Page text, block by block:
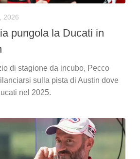
2026
pungola la Ducati in
di stagione da incubo, Pecco
sulla pista di Austin dove
nel 2025.